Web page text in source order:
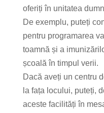
oferiți în unitatea
De exemplu, puteți
pentru programarea
toamnă și a
școală în timpul verii.
Dacă aveți un centru
la fața locului, puteți,
aceste facilități în